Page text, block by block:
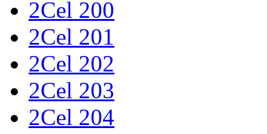
2Cel 200
2Cel 201
2Cel 202
2Cel 203
2Cel 204